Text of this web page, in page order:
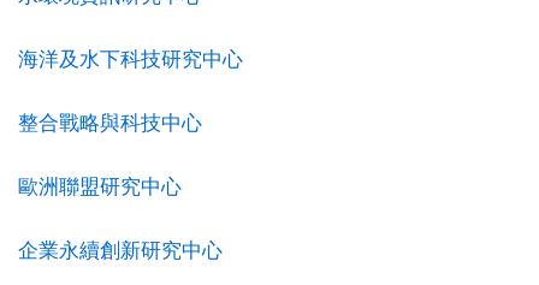
海洋及水下科技研究中心
整合戰略與科技中心
歐洲聯盟研究中心
企業永續創新研究中心